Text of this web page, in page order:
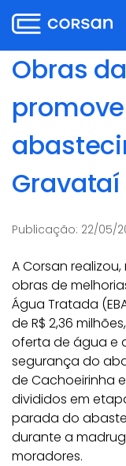
para
o
conteúdo
para
menu
para
para
o
conteúdo
Obras
Publicação: 22/05/
A Corsan
obras de
Água Tratada
de R$ 2,36
oferta de água e
segurança do
de Cachoeirinha
divididos em
parada do
durante a
moradores.